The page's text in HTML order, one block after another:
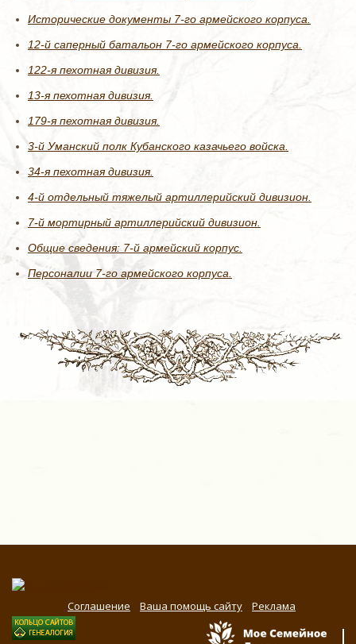
Исторические документы 7-го армейского корпуса.
12-й саперный батальон 7-го армейского корпуса.
122-я пехотная дивизия.
13-я пехотная дивизия.
179-я пехотная дивизия.
3-й Уманский полк Кубанского казачьего войска.
34-я пехотная дивизия.
4-й отдельный тяжелый артиллерийский дивизион.
7-й мортирный артиллерийский дивизион.
Общие сведения: 7-й армейский корпус.
Персоналии 7-го армейского корпуса.
Соглашение Ваша помощь сайту Реклама